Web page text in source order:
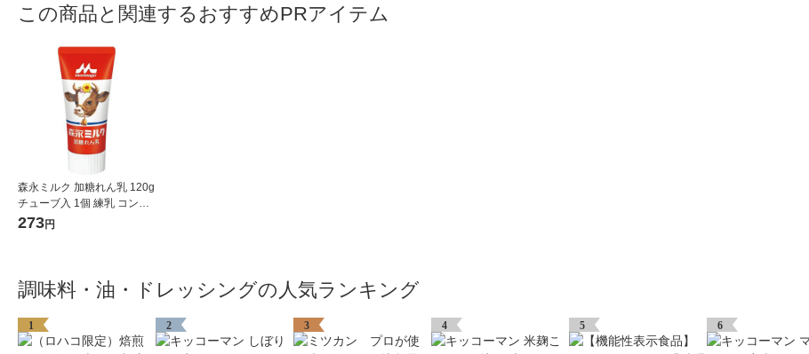
この商品と関連するおすすめPRアイテム
森永ミルク 加糖れん乳 120g
チューブ入 1個 練乳 コンデ
ンスミルク 森永乳業
273円
調味料・油・ドレッシングの人気ランキング
1 2 3 4 5 6